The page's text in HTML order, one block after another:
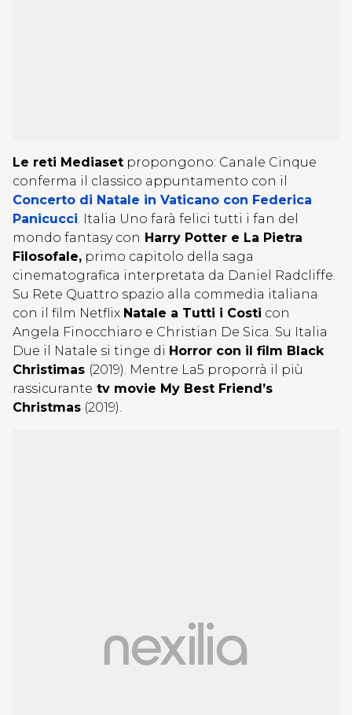
Le reti Mediaset propongono: Canale Cinque
conferma il classico appuntamento con il
Concerto di Natale in Vaticano con Federica
Panicucci. Italia Uno farà felici tutti i fan del
mondo fantasy con Harry Potter e La Pietra
Filosofale, primo capitolo della saga
cinematografica interpretata da Daniel Radcliffe.
Su Rete Quattro spazio alla commedia italiana
con il film Netflix Natale a Tutti i Costi con
Angela Finocchiaro e Christian De Sica. Su Italia
Due il Natale si tinge di Horror con il film Black
Christimas (2019). Mentre La5 proporrà il più
rassicurante tv movie My Best Friend’s
Christmas (2019).